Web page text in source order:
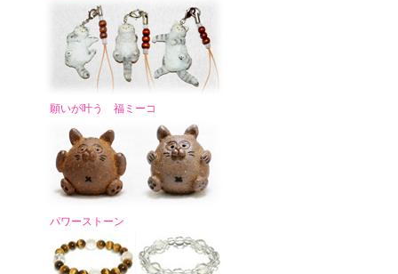
願いが叶う 福ミーコ
パワーストーン